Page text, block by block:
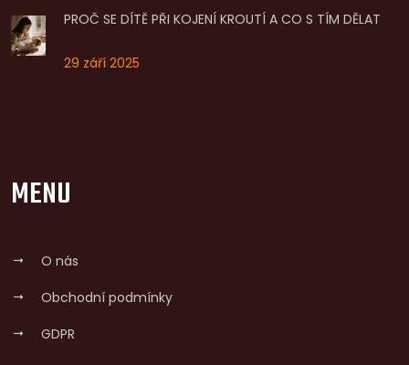
PROČ SE DÍTĚ PŘI KOJENÍ KROUTÍ A CO S TÍM DĚLAT
29 září 2025
MENU
O nás
Obchodní podmínky
GDPR